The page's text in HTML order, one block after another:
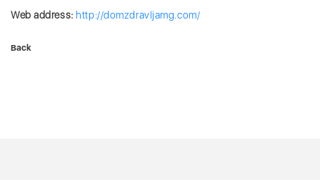
Web address: http://domzdravljamg.com/
Back